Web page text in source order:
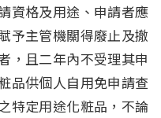
資格及用途、申請者應
予主管機關得廢止及撤
，且二年內不受理其申
品供個人自用免申請查
特定用途化粧品，不論